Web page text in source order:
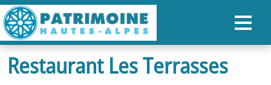
ACCUEIL
Restaurant Les Terrasses